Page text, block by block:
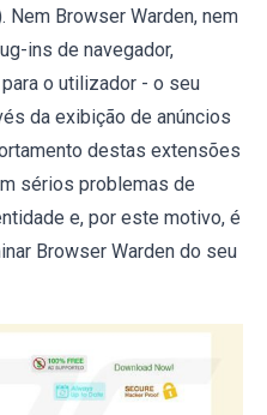
Nem Browser Warden, nem
ins de navegador,
o utilizador - o seu
da exibição de anúncios
destas extensões
sérios problemas de
e, por este motivo, é
Browser Warden do seu